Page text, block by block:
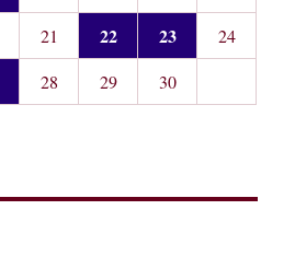
21 22 23
24
28 29
30